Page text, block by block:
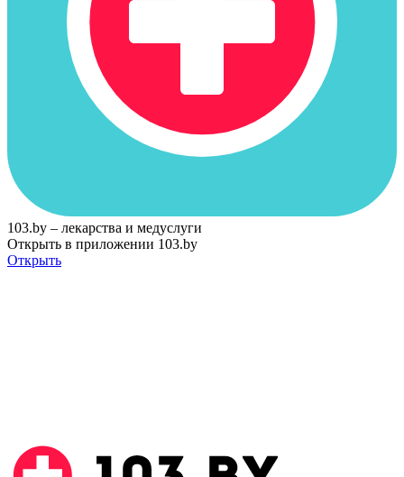
103.by – лекарства и медуслуги
Открыть в приложении 103.by
Открыть